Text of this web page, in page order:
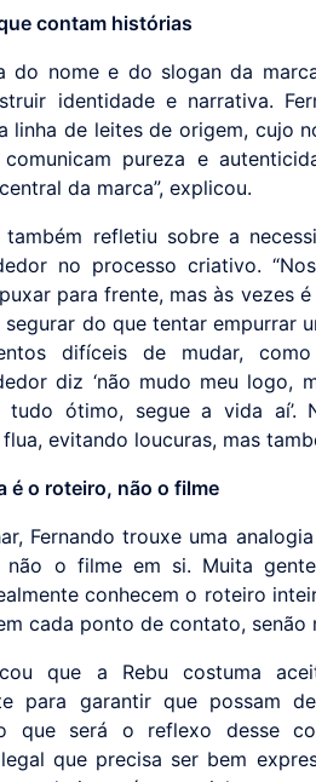
contam histórias
do nome e do slogan da
identidade e narrativa.
linha de leites de origem, cujo
comunicam pureza e
da marca”, explicou.
também refletiu sobre a
no processo criativo.
para frente, mas às vezes
segurar do que tentar empurrar
difíceis de mudar,
diz ‘não mudo meu logo,
tudo ótimo, segue a vida
evitando loucuras, mas
é o roteiro, não o filme
Fernando trouxe uma
não o filme em si. Muita
conhecem o roteiro
cada ponto de contato, senão
que a Rebu costuma
para garantir que possam
que será o reflexo desse
que precisa ser bem